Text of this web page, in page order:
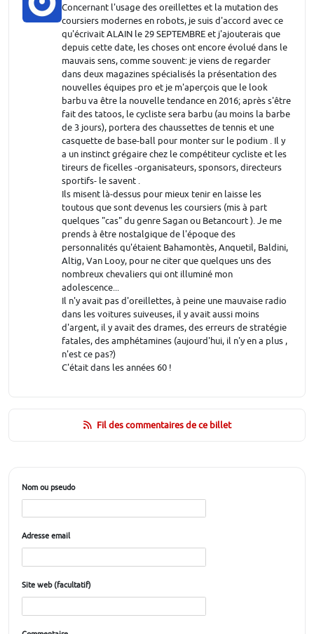
Concernant l'usage des oreillettes et la mutation des
coursiers modernes en robots, je suis d'accord avec ce
qu'écrivait ALAIN le 29 SEPTEMBRE et j'ajouterais que
depuis cette date, les choses ont encore évolué dans le
mauvais sens, comme souvent: je viens de regarder
dans deux magazines spécialisés la présentation des
nouvelles équipes pro et je m'aperçois que le look
barbu va être la nouvelle tendance en 2016; après s'être
fait des tatoos, le cycliste sera barbu (au moins la barbe
de 3 jours), portera des chaussettes de tennis et une
casquette de base-ball pour monter sur le podium . Il y
a un instinct grégaire chez le compétiteur cycliste et les
tireurs de ficelles -organisateurs, sponsors, directeurs
sportifs- le savent .
Ils misent là-dessus pour mieux tenir en laisse les
toutous que sont devenus les coursiers (mis à part
quelques "cas" du genre Sagan ou Betancourt ). Je me
prends à être nostalgique de l'époque des
personnalités qu'étaient Bahamontès, Anquetil, Baldini,
Altig, Van Looy, pour ne citer que quelques uns des
nombreux chevaliers qui ont illuminé mon
adolescence...
Il n'y avait pas d'oreillettes, à peine une mauvaise radio
dans les voitures suiveuses, il y avait aussi moins
d'argent, il y avait des drames, des erreurs de stratégie
fatales, des amphétamines (aujourd'hui, il n'y en a plus ,
n'est ce pas?)
C'était dans les années 60 !
Fil des commentaires de ce billet
Nom ou pseudo
Adresse email
Site web (facultatif)